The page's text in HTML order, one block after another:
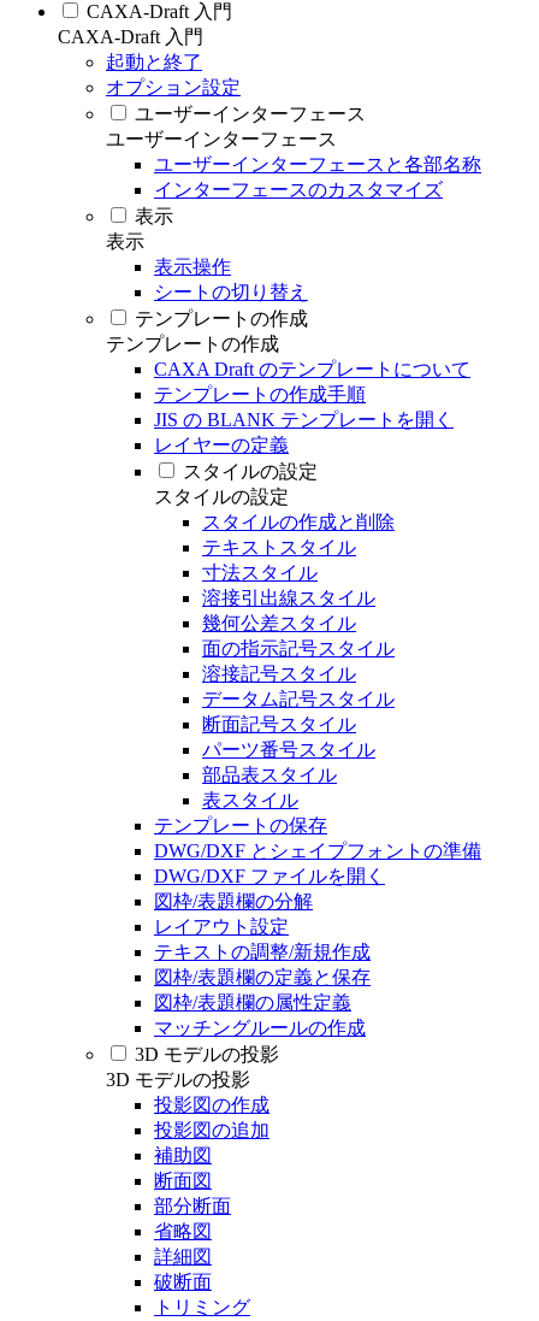
CAXA-Draft 入門
CAXA-Draft 入門
起動と終了
オプション設定
ユーザーインターフェース
ユーザーインターフェース
ユーザーインターフェースと各部名称
インターフェースのカスタマイズ
表示
表示
表示操作
シートの切り替え
テンプレートの作成
テンプレートの作成
CAXA Draft のテンプレートについて
テンプレートの作成手順
JIS の BLANK テンプレートを開く
レイヤーの定義
スタイルの設定
スタイルの設定
スタイルの作成と削除
テキストスタイル
寸法スタイル
溶接引出線スタイル
幾何公差スタイル
面の指示記号スタイル
溶接記号スタイル
データム記号スタイル
断面記号スタイル
パーツ番号スタイル
部品表スタイル
表スタイル
テンプレートの保存
DWG/DXF とシェイプフォントの準備
DWG/DXF ファイルを開く
図枠/表題欄の分解
レイアウト設定
テキストの調整/新規作成
図枠/表題欄の定義と保存
図枠/表題欄の属性定義
マッチングルールの作成
3D モデルの投影
3D モデルの投影
投影図の作成
投影図の追加
補助図
断面図
部分断面
省略図
詳細図
破断面
トリミング